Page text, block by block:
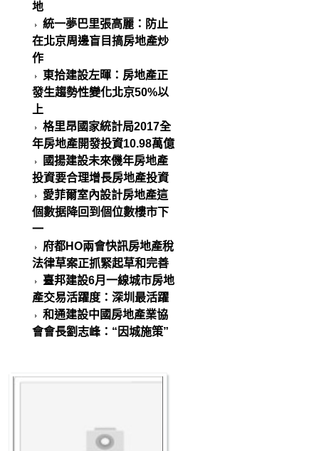
地
統一夢巴里張高麗：防止
在北京周邊盲目搞房地產炒
作
東拾建設左暉：房地產正
發生趨勢性變化北京50%以
上
格里昂國家統計局2017全
年房地產開發投資10.98萬億
國揚建設未來僟年房地產
投資要合理增長房地產投資
愛菲爾室內設計房地產這
個數据降回到個位數樓市下
一
府都HO兩會快訊房地產稅
法律草案正抓緊起草和完善
臺邦建設6月一線城市房地
產交易活躍度：深圳最活躍
和通建設中國房地產業協
會會長劉志峰：“因城施策”